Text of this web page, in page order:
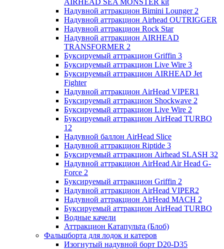
AIRHEAD SEA MONSTER kit
Надувной аттракцион Bimini Lounger 2
Надувной аттракцион Airhead OUTRIGGER
Надувной аттракцион Rock Star
Надувной аттракцион AIRHEAD
TRANSFORMER 2
Буксируемый аттракцион Griffin 3
Буксируемый аттракцион Live Wire 3
Буксируемый аттракцион AIRHEAD Jet
Fighter
Надувной аттракцион AirHead VIPER1
Буксируемый аттракцион Shockwave 2
Буксируемый аттракцион Live Wire 2
Буксируемый аттракцион AirHead TURBO
12
Надувной баллон AirHead Slice
Надувной аттракцион Riptide 3
Буксируемый аттракцион Airhead SLASH 32
Надувной аттракцион AirHead Air Head G-
Force 2
Буксируемый аттракцион Griffin 2
Надувной аттракцион AirHead VIPER2
Надувной аттракцион AirHead MACH 2
Буксируемый аттракцион AirHead TURBO
Водные качели
Аттракцион Катапульта (Блоб)
Фальшборта для лодок и катеров
Изогнутый надувной борт D20-D35